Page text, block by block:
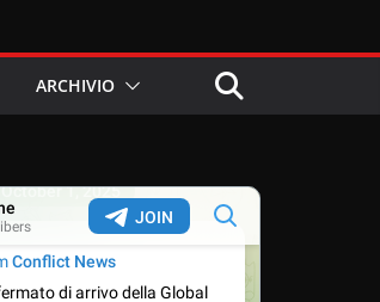
ARCHIVIO